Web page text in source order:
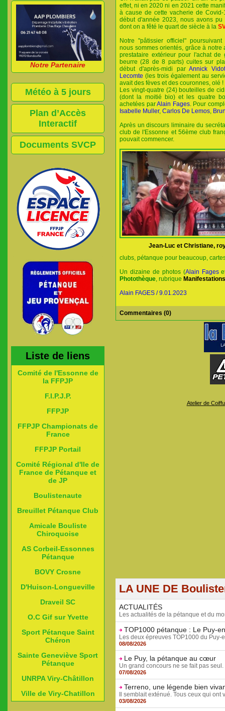
Notre Partenaire
Météo à 5 jours
Plan d’Accès
Interactif
Documents SVCP
Liste de liens
Comité de l'Essonne de
la FFPJP
F.I.P.J.P.
FFPJP
FFPJP Championats de
France
FFPJP Portail
Comité Régional d'Ile de
France de Pétanque et
de JP
Boulistenaute
Breuillet Pétanque Club
Amicale Bouliste
Chiroquoise
AS Corbeil-Essonnes
Pétanque
BOVY Crosne
D'Huison-Longueville
Draveil SC
O.C Gif sur Yvette
Sport Pétanque Saint
Chéron
Sainte Geneviève Sport
Pétanque
UNRPA Viry-Châtillon
Ville de Viry-Chatillon
effet, ni en 2020 ni en 2021 cette
à cause de cette vacherie de
début d'année 2023, nous avons
dont on a fêté le quart de siècle à la
Notre "pâtissier officiel"
nous sommes orientés, grâce à notre
prestataire extérieur pour l'achat de
beurre (28 de 8 parts) cuites sur
début d'après-midi parAnnick
Lecomte (les trois également au
avait des fèves et des couronnes, olé !
Les vingt-quatre (24) bouteilles de
(dont la moitié bio) et les quatre
achetées parAlain Fages. Pour
Isabelle Muller,Carlos De Lemos,
Après un discours liminaire du
club de l'Essonne et 56ème club
pouvait commencer.
Jean-Luc et Christiane,
clubs, pétanque pour beaucoup,
Un dizaine de photos (Alain Fages
Photothèque, rubrique
Alain FAGES / 9.01.2023
Commentaires (0)
Atelier de
LA UNE DE
ACTUALITÉS
Les actualités de la pétanque et du
TOP1000 pétanque : Le Puy-
Les deux épreuves TOP1000 du Puy-
08/08/2026
Le Puy, la pétanque au cœur
Un grand concours ne se fait pas
07/08/2026
Terreno, une légende bien
Il semblait exténué. Tous ceux qui
03/08/2026